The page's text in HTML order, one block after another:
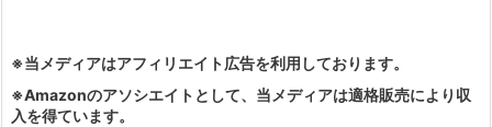
※当メディアはアフィリエイト広告を利用しております。
※Amazonのアソシエイトとして、当メディアは適格販売により収
入を得ています。